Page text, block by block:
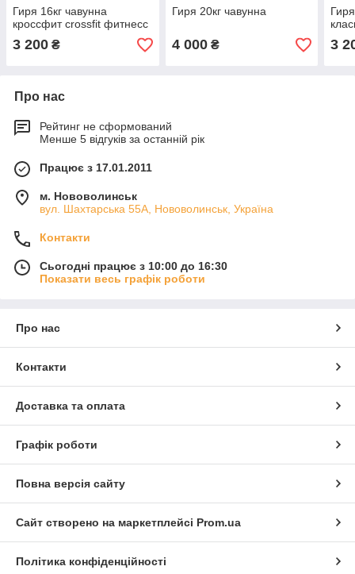
Гиря 16кг чавунна
кроссфит crossfit фитнесс
3 200 ₴
Гиря 20кг чавунна
4 000₴ 3
Про нас
Рейтинг не сформований
Менше 5 відгуків за останній рік
Працює з 17.01.2011
м. Нововолинськ
вул. Шахтарська 55А, Нововолинськ, Україна
Контакти
Сьогодні працює з 10:00 до 16:30
Показати весь графік роботи
Про нас
Контакти
Доставка та оплата
Графік роботи
Повна версія сайту
Сайт створено на маркетплейсі Prom.ua
Політика конфіденційності